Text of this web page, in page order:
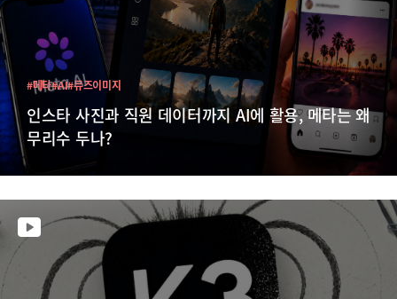
인스타 사진과 직원 데이터까지 AI에 활용, 메타는 왜
무리수 두나?
#메타#AI#뮤즈이미지